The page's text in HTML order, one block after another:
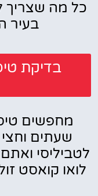
כל מה שצריך
בעיר
בדיקת
מחפשים
שעתים
לטביליסי
לואו קואסט